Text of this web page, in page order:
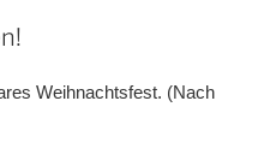
Weihnachtsfest. (Nach